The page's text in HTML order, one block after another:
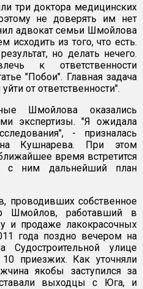
три доктора медицинских
не доверять им нет
адвокат семьи Шмойлова
исходить из того, что есть.
но делать нечего.
к ответственности
"Побои". Главная задача
от ответственности".
Шмойлова оказались
экспертизы. "Я ожидала
- призналась
Кушнарева. При этом
время встретится
с ним дальнейший план
проводивших собственное
Шмойлов, работавший в
и продаже лакокрасочных
года поздно вечером на
Судостроительной улице
приезжих. Как уточняли
якобы заступился за
выходцы с Юга, и